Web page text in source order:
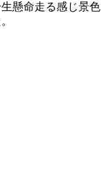
懸命走る感じ景色